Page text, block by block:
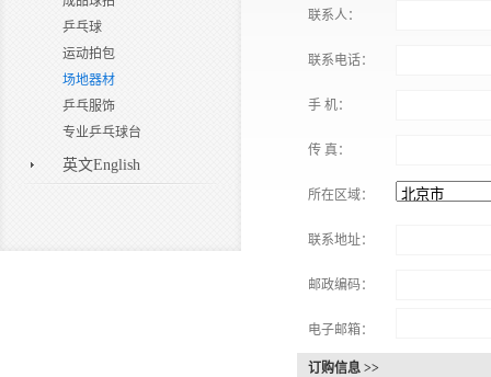
乒乓球
运动拍包
场地器材
乒乓服饰
专业乒乓球台
英文English
联系人：
联系电话：
手 机：
传 真：
所在区域：
联系地址：
邮政编码：
电子邮箱：
订购信息 >>